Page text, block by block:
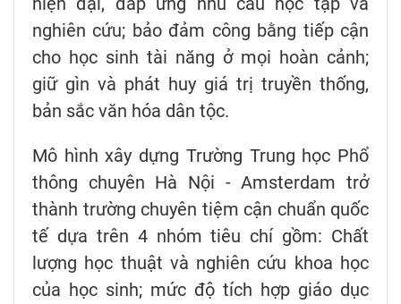
nghiên cứu; bảo đảm công bằng tiếp cận
cho học sinh tài năng ở mọi hoàn cảnh;
giữ gìn và phát huy giá trị truyền thống,
bản sắc văn hóa dân tộc.
Mô hình xây dựng Trường Trung học Phổ
thông chuyên Hà Nội - Amsterdam trở
thành trường chuyên tiệm cận chuẩn quốc
tế dựa trên 4 nhóm tiêu chí gồm: Chất
lượng học thuật và nghiên cứu khoa học
của học sinh; mức độ tích hợp giáo dục